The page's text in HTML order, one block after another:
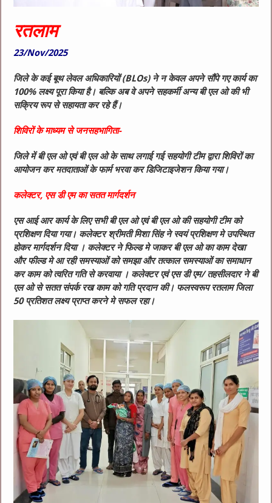
रतलाम
23/Nov/2025
जिले के कई बूथ लेवल अधिकारियों (BLOs) ने न केवल अपने सौंपे गए कार्य का
100% लक्ष्य पूरा किया है। बल्कि अब वे अपने सहकर्मी अन्य बी एल ओ की भी
सक्रिय रूप से सहायता कर रहे हैं।
शिविरों के माध्यम से जनसहभागिता-
जिले में बी एल ओ एवं बी एल ओ के साथ लगाई गई सहयोगी टीम द्वारा शिविरों का
आयोजन कर मतदाताओं के फार्म भरवा कर डिजिटाइजेशन किया गया।
कलेक्टर, एस डी एम का सतत मार्गदर्शन
एस आई आर कार्य के लिए सभी बी एल ओ एवं बी एल ओ की सहयोगी टीम को
प्रशिक्षण दिया गया। कलेक्टर श्रीमती मिशा सिंह ने स्वयं प्रशिक्षण मे उपस्थित
होकर मार्गदर्शन दिया । कलेक्टर ने फिल्ड मे जाकर बी एल ओ का काम देखा
और फील्ड मे आ रही समस्याओं को समझा और तत्काल समस्याओं का समाधान
कर काम को त्वरित गति से करवाया । कलेक्टर एवं एस डी एम/ तहसीलदार ने बी
एल ओ से सतत संपर्क रख काम को गति प्रदान की। फलस्वरूप रतलाम जिला
50 प्रतिशत लक्ष्य प्राप्त करने मे सफल रहा।